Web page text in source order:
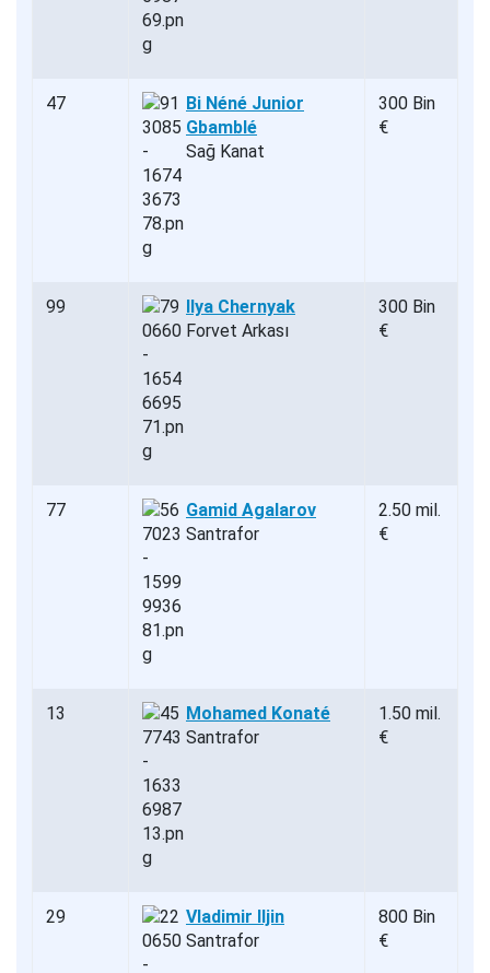
47
Bi Néné Junior
Gbamblé
Sağ Kanat
300 Bin
€
99
Ilya Chernyak
Forvet Arkası
300 Bin
€
77
Gamid Agalarov
Santrafor
2.50 mil.
€
13
Mohamed Konaté
Santrafor
1.50 mil.
€
29
Vladimir Iljin
Santrafor
800 Bin
€